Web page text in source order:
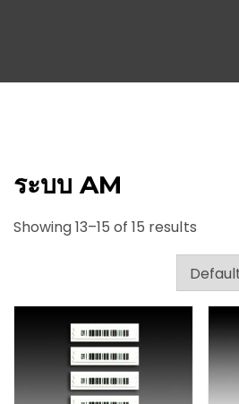
ระบบ AM
Showing 13–15 of 15 results